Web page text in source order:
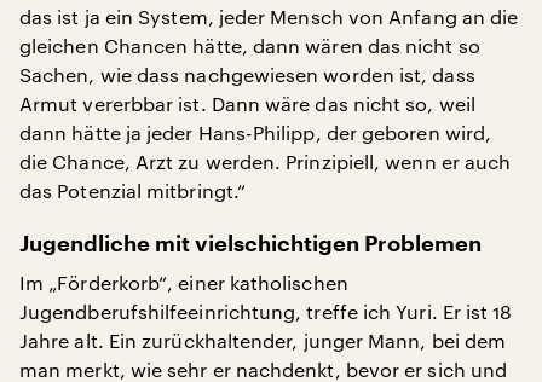
das ist ja ein System, jeder Mensch von Anfang an die
gleichen Chancen hätte, dann wären das nicht so
Sachen, wie dass nachgewiesen worden ist, dass
Armut vererbbar ist. Dann wäre das nicht so, weil
dann hätte ja jeder Hans-Philipp, der geboren wird,
die Chance, Arzt zu werden. Prinzipiell, wenn er auch
das Potenzial mitbringt.“
Jugendliche mit vielschichtigen Problemen
Im „Förderkorb“, einer katholischen
Jugendberufshilfeeinrichtung, treffe ich Yuri. Er ist 18
Jahre alt. Ein zurückhaltender, junger Mann, bei dem
man merkt, wie sehr er nachdenkt, bevor er sich und